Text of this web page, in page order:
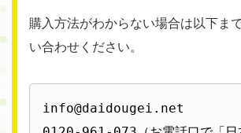
購入方法がわからない場合は以下ま
い合わせください。
info@daidougei.net